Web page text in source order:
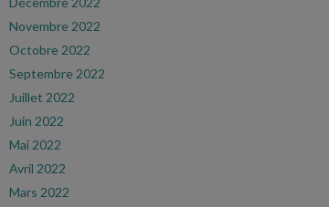
Novembre 2022
Octobre 2022
Septembre 2022
Juillet 2022
Juin 2022
Mai 2022
Avril 2022
Mars 2022